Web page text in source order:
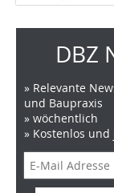
DBZ
» Relevante
und Baupraxis
» wöchentlich
» Kostenlos